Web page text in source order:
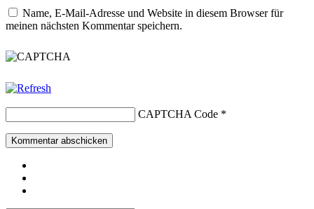
Name, E-Mail-Adresse und Website in diesem Browser für
meinen nächsten Kommentar speichern.
CAPTCHA Code *